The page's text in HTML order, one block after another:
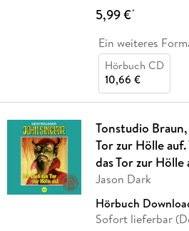
5,99 €*
Ein weiteres
Hörbuch CD
10,66 €
Tonstudio
Tor zur Hölle
das Tor zur Hölle
Jason Dark
Hörbuch
Sofort lieferbar